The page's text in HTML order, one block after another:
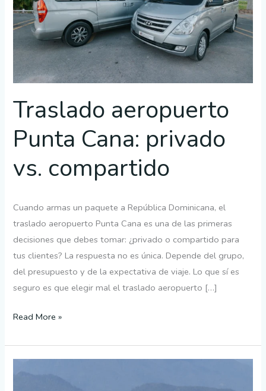
Traslado aeropuerto
Punta Cana: privado
vs. compartido
Cuando armas un paquete a República Dominicana, el
traslado aeropuerto Punta Cana es una de las primeras
decisiones que debes tomar: ¿privado o compartido para
tus clientes? La respuesta no es única. Depende del grupo,
del presupuesto y de la expectativa de viaje. Lo que sí es
seguro es que elegir mal el traslado aeropuerto […]
vs.
compartido
Read More »